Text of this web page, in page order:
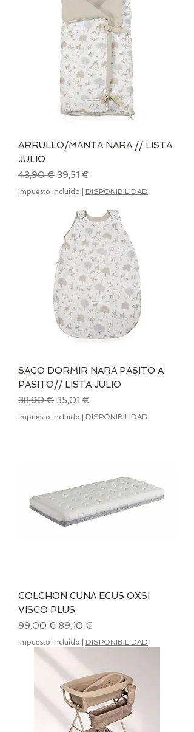
ARRULLO/MANTA NARA // LISTA
JULIO
Precio
43,90 € Precio de oferta
39,51 €
Impuesto incluido DISPONIBILIDAD
SACO DORMIR NARA PASITO A
PASITO// LISTA JULIO
Precio
38,90 € Precio de oferta
35,01 €
Impuesto incluido DISPONIBILIDAD
COLCHON CUNA ECUS OXSI
VISCO PLUS
Precio
99,00 € Precio de oferta
89,10 €
Impuesto incluido DISPONIBILIDAD